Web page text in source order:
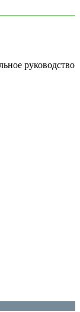
руководство